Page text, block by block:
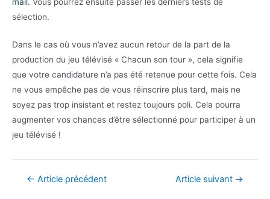
sélection.
Dans le cas où vous n’avez aucun retour de la part de la
production du jeu télévisé « Chacun son tour », cela signifie
que votre candidature n’a pas été retenue pour cette fois. Cela
ne vous empêche pas de vous réinscrire plus tard, mais ne
soyez pas trop insistant et restez toujours poli. Cela pourra
augmenter vos chances d’être sélectionné pour participer à un
jeu télévisé !
Navigation
← Article précédent Article suivant →